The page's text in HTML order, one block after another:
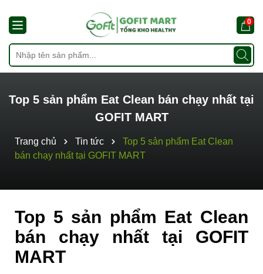
0
Top 5 sản phẩm Eat Clean bán chạy nhất tại
GOFIT MART
Trang chủ Tin tức
Top 5 sản phẩm Eat Clean
bán chạy nhất tại GOFIT MART
Top 5 sản phẩm Eat Clean
bán chạy nhất tại GOFIT
MART